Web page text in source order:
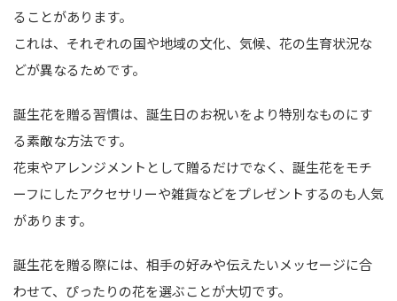
ることがあります。
これは、それぞれの国や地域の文化、気候、花の生育状況な
どが異なるためです。
誕生花を贈る習慣は、誕生日のお祝いをより特別なものにす
る素敵な方法です。
花束やアレンジメントとして贈るだけでなく、誕生花をモチ
ーフにしたアクセサリーや雑貨などをプレゼントするのも人気
があります。
誕生花を贈る際には、相手の好みや伝えたいメッセージに合
わせて、ぴったりの花を選ぶことが大切です。